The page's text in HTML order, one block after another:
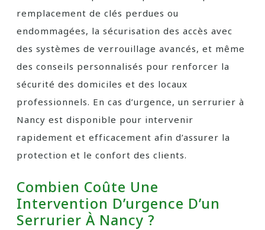
remplacement de clés perdues ou
endommagées, la sécurisation des accès avec
des systèmes de verrouillage avancés, et même
des conseils personnalisés pour renforcer la
sécurité des domiciles et des locaux
professionnels. En cas d’urgence, un serrurier à
Nancy est disponible pour intervenir
rapidement et efficacement afin d’assurer la
protection et le confort des clients.
Combien Coûte Une
Intervention D’urgence D’un
Serrurier À Nancy ?